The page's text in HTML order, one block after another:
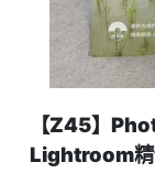
【Z45】
Lightroom精